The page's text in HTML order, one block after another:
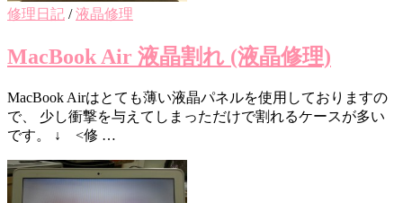
修理日記 /液晶修理
MacBook Air 液晶割れ (液晶修理)
MacBook Airはとても薄い液晶パネルを使用しておりますの
で、 少し衝撃を与えてしまっただけで割れるケースが多い
です。 ↓ <修 …